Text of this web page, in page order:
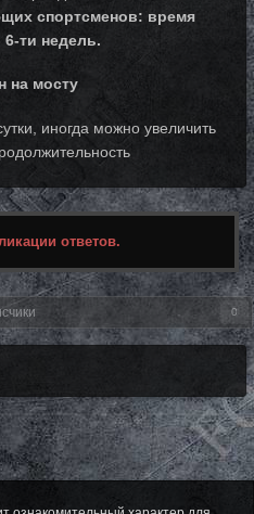
спортсменов: время
ти недель.
на мосту
иногда можно увеличить
ответов.
0